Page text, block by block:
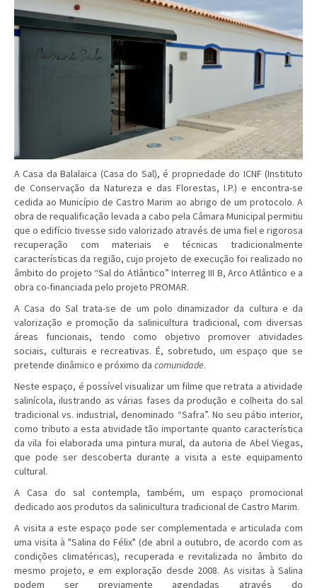
A Casa da Balalaica (Casa do Sal), é propriedade do ICNF (Instituto
de Conservação da Natureza e das Florestas, I.P.) e encontra-se
cedida ao Município de Castro Marim ao abrigo de um protocolo. A
obra de requalificação levada a cabo pela Câmara Municipal permitiu
que o edifício tivesse sido valorizado através de uma fiel e rigorosa
recuperação com materiais e técnicas tradicionalmente
características da região, cujo projeto de execução foi realizado no
âmbito do projeto “Sal do Atlântico” Interreg III B, Arco Atlântico e a
obra co-financiada pelo projeto PROMAR.
A Casa do Sal trata-se de um polo dinamizador da cultura e da
valorização e promoção da salinicultura tradicional, com diversas
áreas funcionais, tendo como objetivo promover atividades
sociais, culturais e recreativas. É, sobretudo, um espaço que se
pretende dinâmico e próximo da comunidade.
Neste espaço, é possível visualizar um filme que retrata a atividade
salinícola, ilustrando as várias fases da produção e colheita do sal
tradicional vs. industrial, denominado “Safra”. No seu pátio interior,
como tributo a esta atividade tão importante quanto característica
da vila foi elaborada uma pintura mural, da autoria de Abel Viegas,
que pode ser descoberta durante a visita a este equipamento
cultural.
A Casa do sal contempla, também, um espaço promocional
dedicado aos produtos da salinicultura tradicional de Castro Marim.
A visita a este espaço pode ser complementada e articulada com
uma visita à "Salina do Félix" (de abril a outubro, de acordo com as
condições climatéricas), recuperada e revitalizada no âmbito do
mesmo projeto, e em exploração desde 2008. As visitas à Salina
podem ser previamente agendadas através do